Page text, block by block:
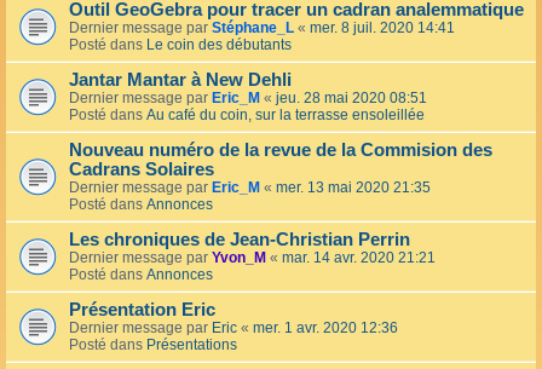
Outil GeoGebra pour tracer un cadran analemmatique
Dernier message par Stéphane_L « mer. 8 juil. 2020 14:41
Posté dans Le coin des débutants
Jantar Mantar à New Dehli
Dernier message par Eric_M « jeu. 28 mai 2020 08:51
Posté dans Au café du coin, sur la terrasse ensoleillée
Nouveau numéro de la revue de la Commision des
Cadrans Solaires
Dernier message par Eric_M « mer. 13 mai 2020 21:35
Posté dans Annonces
Les chroniques de Jean-Christian Perrin
Dernier message par Yvon_M « mar. 14 avr. 2020 21:21
Posté dans Annonces
Présentation Eric
Dernier message par Eric « mer. 1 avr. 2020 12:36
Posté dans Présentations